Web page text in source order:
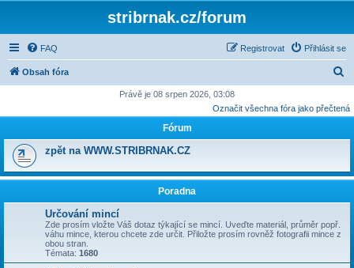
stribrnak.cz/forum
FAQ Přihlásit se
Registrovat
Obsah fóra
e
Právě je 08 srpen 2026, 03:08
Označit všechna fóra jako přečtená
Fórum
zpět na WWW.STRIBRNAK.CZ
Poradna
Určování mincí
Zde prosím vložte Váš dotaz týkající se mincí. Uveďte materiál, průměr popř.
váhu mince, kterou chcete zde určit. Přiložte prosím rovněž fotografii mince z
obou stran.
Témata: 1680